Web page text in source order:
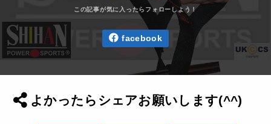
facebook
よかったらシェアお願いします(^^)